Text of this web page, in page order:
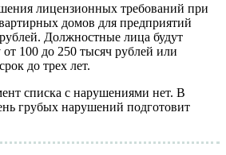
лицензионных требований при
домов для предприятий
Должностные лица будут
100 до 250 тысяч рублей или
до трех лет.
списка с нарушениями нет. В
грубых нарушений подготовит